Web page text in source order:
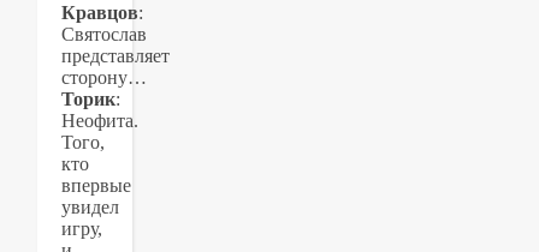
Кравцов:
Святослав
представляет
сторону…
Торик:
Неофита.
Того,
кто
впервые
увидел
игру,